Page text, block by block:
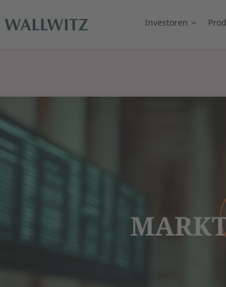
Investoren